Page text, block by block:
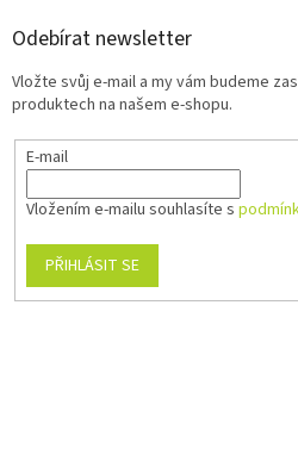
Odebírat newsletter
Vložte svůj e-mail a my vám budeme
produktech na našem e-shopu.
E-mail
Vložením e-mailu souhlasíte s
PŘIHLÁSIT SE